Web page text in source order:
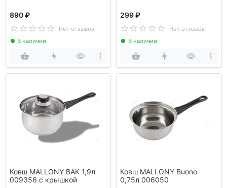
890 ₽
Нет отзывов
В наличии
299 ₽
Нет отзывов
В наличии
Ковш MALLONY BAK 1,9л
009356 с крышкой
Ковш MALLONY Buono
0,75л 006050